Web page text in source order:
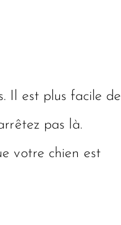
Il est plus facile de
pas là.
votre chien est